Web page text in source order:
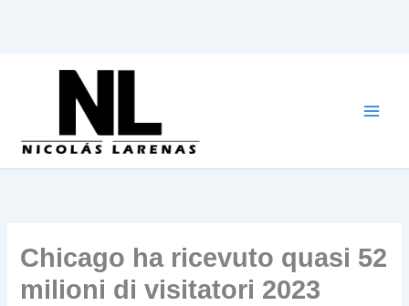
Chicago ha ricevuto quasi 52
milioni di visitatori 2023